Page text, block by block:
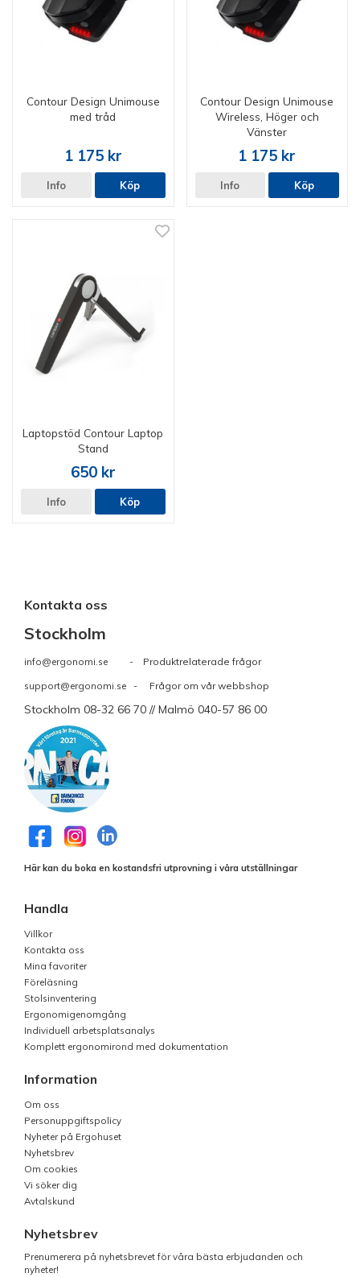
Contour Design Unimouse
med tråd
1 175 kr
Info Köp
Contour Design Unimouse
Wireless, Höger och
Vänster
1 175 kr
Info Köp
Laptopstöd Contour Laptop
Stand
650 kr
Info Köp
Kontakta oss
Stockholm
info@ergonomi.se - Produktrelaterade frågor
support@ergonomi.se - Frågor om vår webbshop
Stockholm 08-32 66 70 // Malmö 040-57 86 00
Här kan du boka en kostandsfri utprovning i våra utställningar
Handla
Villkor
Kontakta oss
Mina favoriter
Föreläsning
Stolsinventering
Ergonomigenomgång
Individuell arbetsplatsanalys
Komplett ergonomirond med dokumentation
Information
Om oss
Personuppgiftspolicy
Nyheter på Ergohuset
Nyhetsbrev
Om cookies
Vi söker dig
Avtalskund
Nyhetsbrev
Prenumerera på nyhetsbrevet för våra bästa erbjudanden och
nyheter!